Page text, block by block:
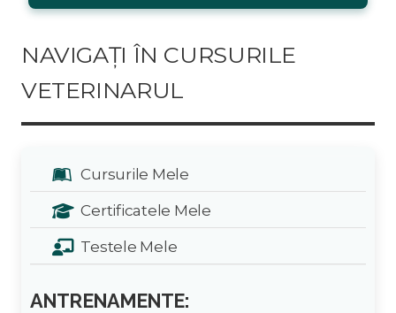
NAVIGAȚI ÎN CURSURILE
VETERINARUL
Cursurile Mele
Certificatele Mele
Testele Mele
ANTRENAMENTE: